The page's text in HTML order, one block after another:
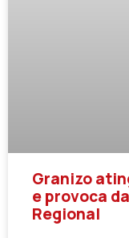
Granizo
e provoca
Regional